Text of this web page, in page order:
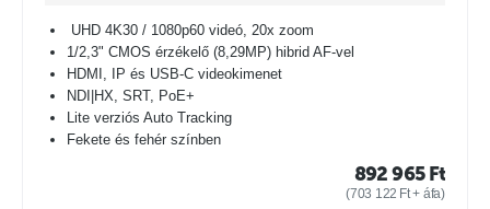
UHD 4K30 / 1080p60 videó, 20x zoom
1/2,3" CMOS érzékelő (8,29MP) hibrid AF-vel
HDMI, IP és USB-C videokimenet
NDI|HX, SRT, PoE+
Lite verziós Auto Tracking
Fekete és fehér színben
892 965 Ft
(703 122 Ft+ áfa)